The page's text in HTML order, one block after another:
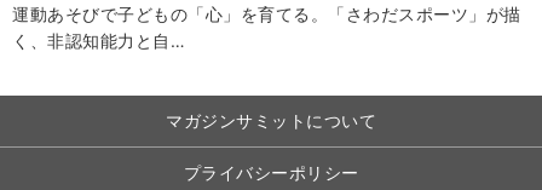
​​運動あそびで子どもの「心」を育てる。「さわだスポーツ」が描
く、非認知能力と自…
マガジンサミットについて
プライバシーポリシー